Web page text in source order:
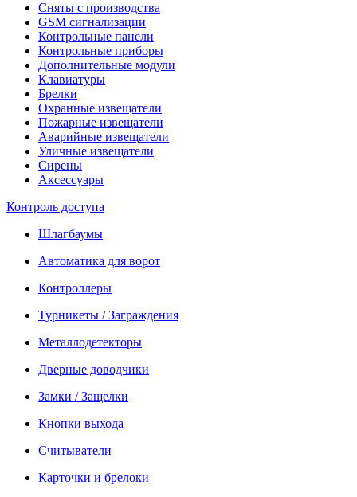
Сняты с производства
GSM сигнализации
Контрольные панели
Контрольные приборы
Дополнительные модули
Клавиатуры
Брелки
Охранные извещатели
Пожарные извещатели
Аварийные извещатели
Уличные извещатели
Сирены
Аксессуары
Контроль доступа
Шлагбаумы
Автоматика для ворот
Контроллеры
Турникеты / Заграждения
Металлодетекторы
Дверные доводчики
Замки / Защелки
Кнопки выхода
Считыватели
Карточки и брелоки